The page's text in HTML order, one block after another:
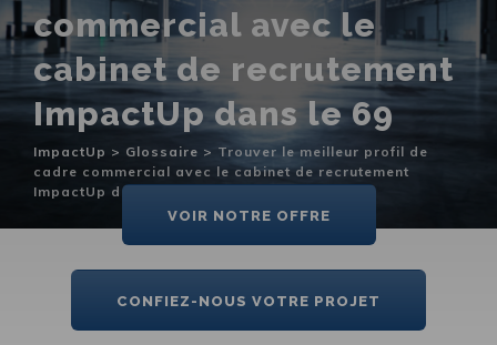
commercial avec le
cabinet de recrutement
ImpactUp dans le 69
ImpactUp > Glossaire > Trouver le meilleur profil de
cadre commercial avec le cabinet de recrutement
ImpactUp dans le 69
VOIR NOTRE OFFRE
CONFIEZ-NOUS VOTRE PROJET